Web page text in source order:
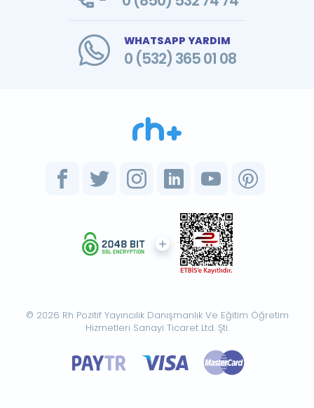
WHATSAPP YARDIM
0 (532) 365 01 08
© 2026 Rh Pozitif Yayıncılık Danışmanlık Ve Eğitim Öğretim
Hizmetleri Sanayi Ticaret Ltd. Şti.